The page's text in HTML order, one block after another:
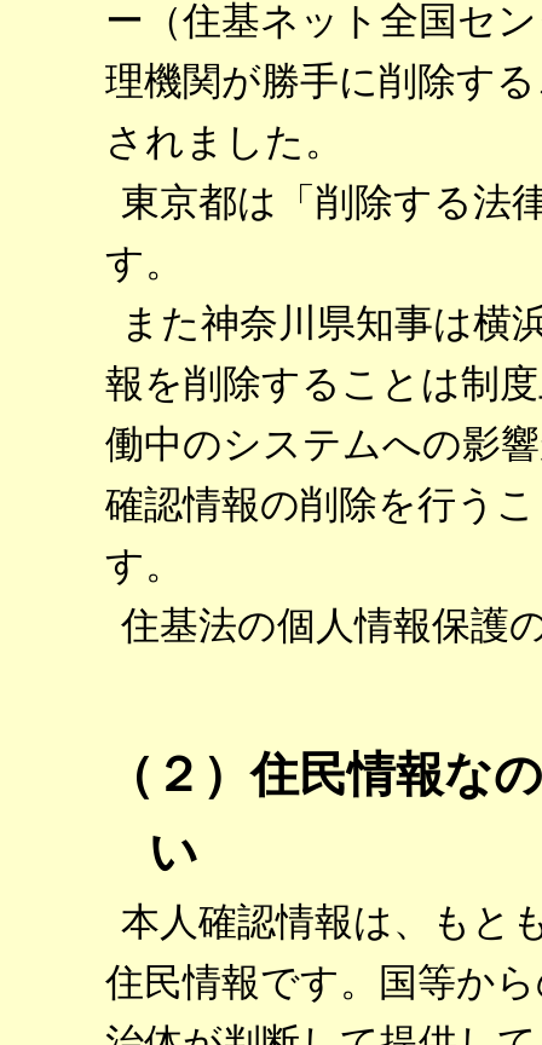
ー（住基ネット全国セ
理機関が勝手に削除す
されました。
東京都は「削除する法
す。
また神奈川県知事は横
報を削除することは制
働中のシステムへの影
確認情報の削除を行う
す。
住基法の個人情報保護
（２）住民情報な
い
本人確認情報は、もと
住民情報です。国等か